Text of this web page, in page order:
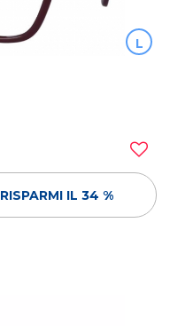
L
RISPARMI IL 34 %